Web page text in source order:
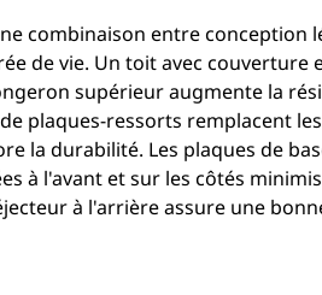
combinaison entre conception
de vie. Un toit avec couverture
supérieur augmente la
plaques-ressorts remplacent
la durabilité. Les plaques de
à l'avant et sur les côtés
à l'arrière assure une